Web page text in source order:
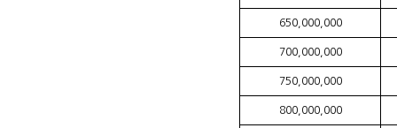
650,000,000
700,000,000
750,000,000
800,000,000